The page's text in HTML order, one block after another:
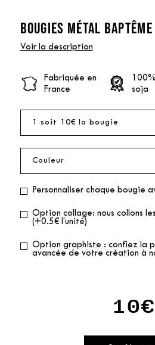
BOUGIES MÉTAL
Voir la description
Fabriquée en
France
100%
soja
Personnaliser chaque bougie
Option collage: nous collons
(+0.5€ l'unité)
Option graphiste : confiez la
avancée de votre création à
10€